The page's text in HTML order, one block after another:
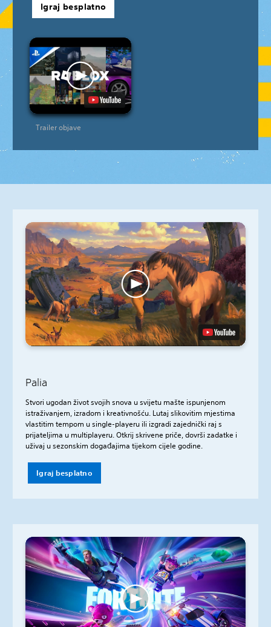
Igraj besplatno
Trailer objave
Palia
Stvori ugodan život svojih snova u svijetu mašte ispunjenom
istraživanjem, izradom i kreativnošću. Lutaj slikovitim mjestima
vlastitim tempom u single-playeru ili izgradi zajednički raj s
prijateljima u multiplayeru. Otkrij skrivene priče, dovrši zadatke i
uživaj u sezonskim događajima tijekom cijele godine.
Igraj besplatno